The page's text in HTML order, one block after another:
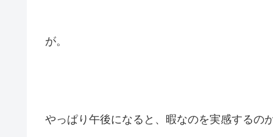
が。
やっぱり午後になると、暇なのを実感するのか